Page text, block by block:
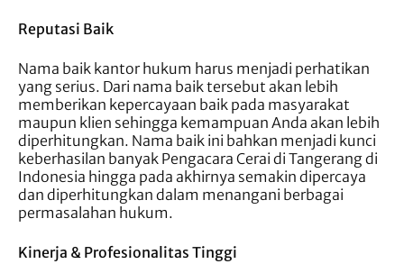
Reputasi Baik
Nama baik kantor hukum harus menjadi perhatikan
yang serius. Dari nama baik tersebut akan lebih
memberikan kepercayaan baik pada masyarakat
maupun klien sehingga kemampuan Anda akan lebih
diperhitungkan. Nama baik ini bahkan menjadi kunci
keberhasilan banyak Pengacara Cerai di Tangerang di
Indonesia hingga pada akhirnya semakin dipercaya
dan diperhitungkan dalam menangani berbagai
permasalahan hukum.
Kinerja & Profesionalitas Tinggi